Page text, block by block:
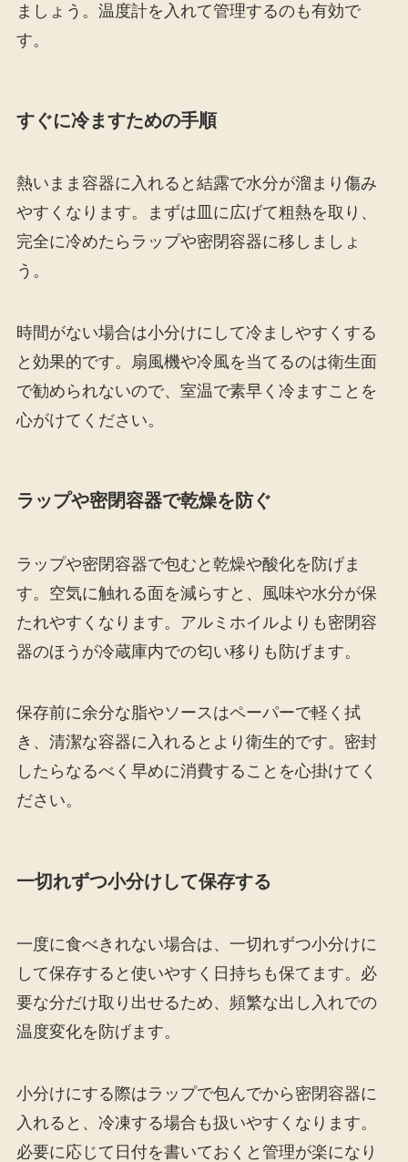
ましょう。温度計を入れて管理するのも有効で
す。
すぐに冷ますための手順
熱いまま容器に入れると結露で水分が溜まり傷み
やすくなります。まずは皿に広げて粗熱を取り、
完全に冷めたらラップや密閉容器に移しましょ
う。
時間がない場合は小分けにして冷ましやすくする
と効果的です。扇風機や冷風を当てるのは衛生面
で勧められないので、室温で素早く冷ますことを
心がけてください。
ラップや密閉容器で乾燥を防ぐ
ラップや密閉容器で包むと乾燥や酸化を防げま
す。空気に触れる面を減らすと、風味や水分が保
たれやすくなります。アルミホイルよりも密閉容
器のほうが冷蔵庫内での匂い移りも防げます。
保存前に余分な脂やソースはペーパーで軽く拭
き、清潔な容器に入れるとより衛生的です。密封
したらなるべく早めに消費することを心掛けてく
ださい。
一切れずつ小分けして保存する
一度に食べきれない場合は、一切れずつ小分けに
して保存すると使いやすく日持ちも保てます。必
要な分だけ取り出せるため、頻繁な出し入れでの
温度変化を防げます。
小分けにする際はラップで包んでから密閉容器に
入れると、冷凍する場合も扱いやすくなります。
必要に応じて日付を書いておくと管理が楽になり